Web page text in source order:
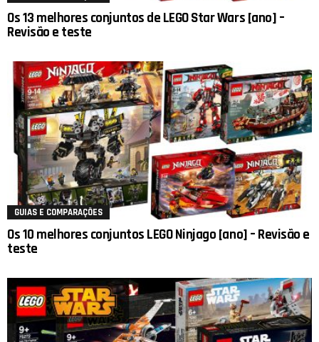
Os 13 melhores conjuntos de LEGO Star Wars [ano] –
Revisão e teste
GUIAS E COMPARAÇÕES
Os 10 melhores conjuntos LEGO Ninjago [ano] – Revisão e
teste